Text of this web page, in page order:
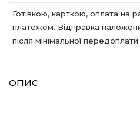
Готівкою, карткою, оплата на
платежем. Відправка
після мінімальної
ОПИС